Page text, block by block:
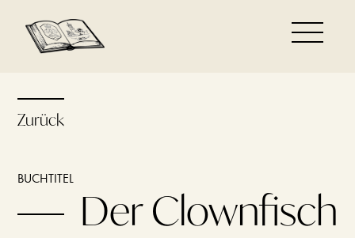
Zurück
BUCHTITEL
Der Clownfisch